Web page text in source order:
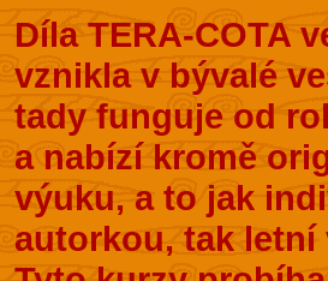
Díla TERA-COTA
vznikla v bývalé
tady funguje od
a nabízí kromě
výuku, a to jak
autorkou, tak letní